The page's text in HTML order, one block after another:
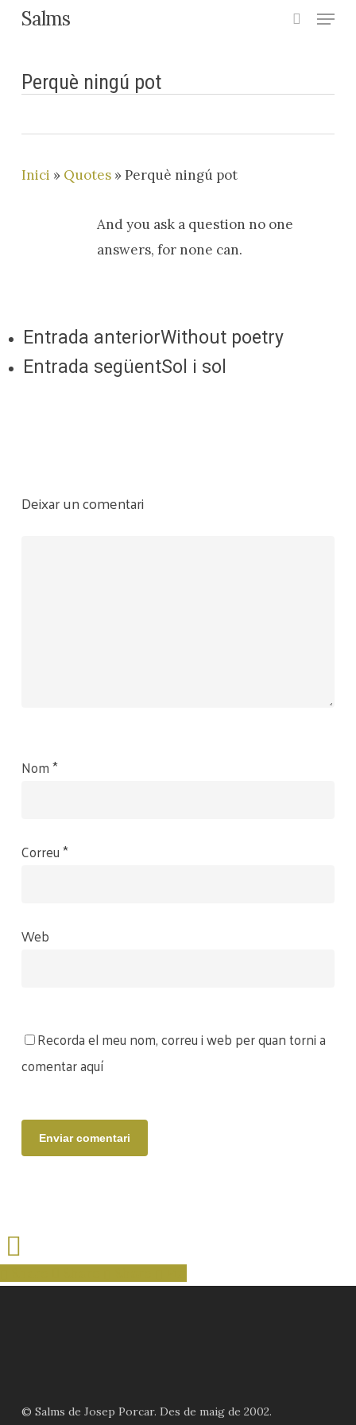
Skip
content
Salms Menu
Perquè ningú pot
Inici » Quotes»Perquè ningú pot
And you ask a question no one
answers, for none can.
Entrada anteriorWithout poetry
Entrada següentSol i sol
Deixar un comentari
Nom*
Correu*
Web
Recorda el meu nom, correu i web per quan torni a
comentar aquí
© Salms de Josep Porcar. Des de maig de 2002.